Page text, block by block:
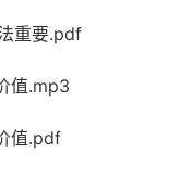
重要.pdf
值.mp3
值.pdf